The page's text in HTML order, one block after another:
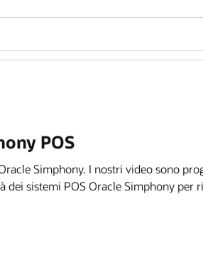
POS
Simphony. I nostri video sono
sistemi POS Oracle Simphony per